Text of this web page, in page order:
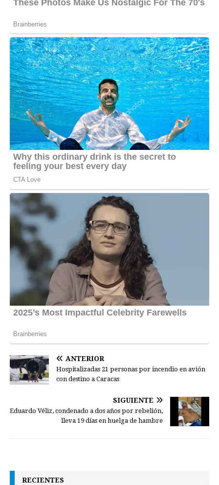
ANTERIOR
Hospitalizadas 21 personas por incendio en avión
con destino a Caracas
SIGUIENTE
Eduardo Véliz, condenado a dos años por rebelión,
lleva 19 días en huelga de hambre
RECIENTES